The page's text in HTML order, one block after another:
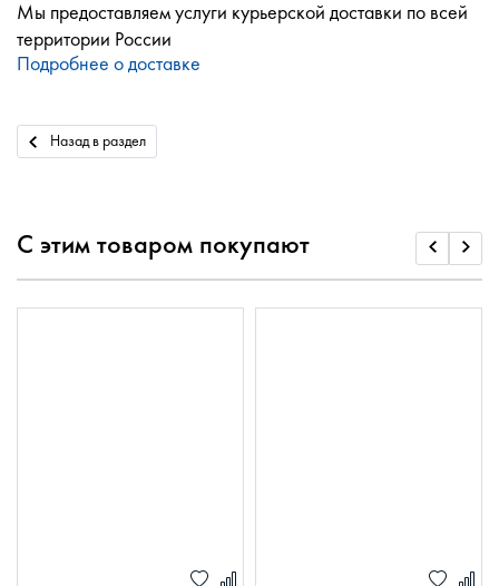
Мы предоставляем услуги курьерской доставки по всей
территории России
Подробнее о доставке
Назад в раздел
С этим товаром покупают